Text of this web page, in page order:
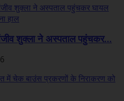
शुक्ला ने अस्पताल पहुंचकर...